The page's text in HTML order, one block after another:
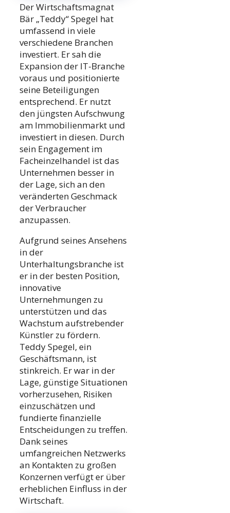
Der Wirtschaftsmagnat
Bär „Teddy“ Spegel hat
umfassend in viele
verschiedene Branchen
investiert. Er sah die
Expansion der IT-Branche
voraus und positionierte
seine Beteiligungen
entsprechend. Er nutzt
den jüngsten Aufschwung
am Immobilienmarkt und
investiert in diesen. Durch
sein Engagement im
Facheinzelhandel ist das
Unternehmen besser in
der Lage, sich an den
veränderten Geschmack
der Verbraucher
anzupassen.
Aufgrund seines Ansehens
in der
Unterhaltungsbranche ist
er in der besten Position,
innovative
Unternehmungen zu
unterstützen und das
Wachstum aufstrebender
Künstler zu fördern.
Teddy Spegel, ein
Geschäftsmann, ist
stinkreich. Er war in der
Lage, günstige Situationen
vorherzusehen, Risiken
einzuschätzen und
fundierte finanzielle
Entscheidungen zu treffen.
Dank seines
umfangreichen Netzwerks
an Kontakten zu großen
Konzernen verfügt er über
erheblichen Einfluss in der
Wirtschaft.